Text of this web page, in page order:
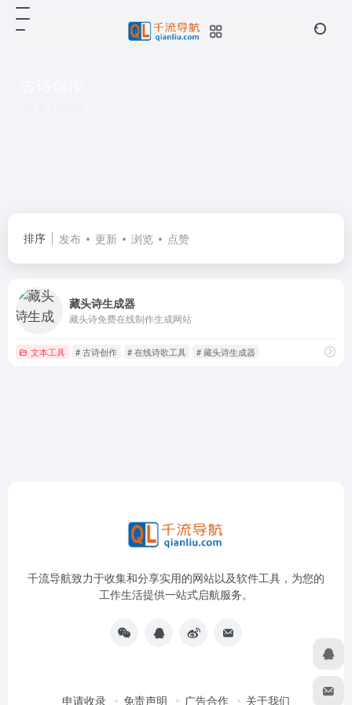
排序 发布 更新 浏览 点赞
藏头诗生成器
藏头诗免费在线制作生成网站
文本工具 # 古诗创作 # 在线诗歌工具 # 藏头诗生成器
千流导航致力于收集和分享实用的网站以及软件工具，为您的
工作生活提供一站式启航服务。
申请收录 免责声明 广告合作 关于我们